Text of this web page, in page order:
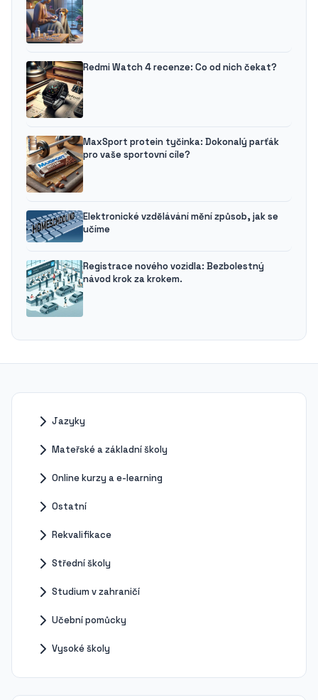
Redmi Watch 4 recenze: Co od nich čekat?
MaxSport protein tyčinka: Dokonalý parťák
pro vaše sportovní cíle?
Elektronické vzdělávání mění způsob, jak se
učíme
Registrace nového vozidla: Bezbolestný
návod krok za krokem.
Jazyky
Mateřské a základní školy
Online kurzy a e-learning
Ostatní
Rekvalifikace
Střední školy
Studium v zahraničí
Učební pomůcky
Vysoké školy